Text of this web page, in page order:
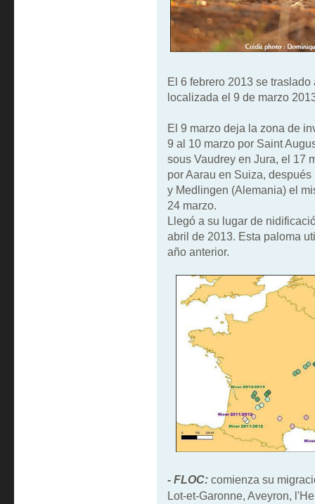
El 6 febrero 2013 se
localizada el 9 de marzo
El 9 marzo deja la zona de
9 al 10 marzo por Saint
sous Vaudrey en Jura, el 17
por Aarau en Suiza,
y Medlingen (Alemania) el
24 marzo.
Llegó a su lugar de
abril de 2013. Esta paloma
año anterior.
- FLOC:comienza su
Lot-et-Garonne, Aveyron,